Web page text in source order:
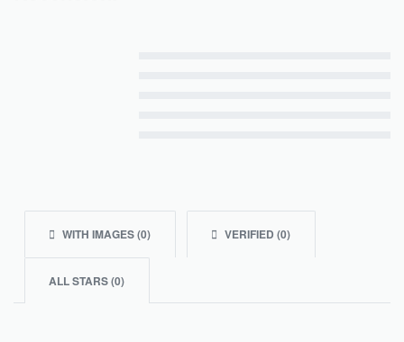
WITH IMAGES (0) VERIFIED (0)
ALL STARS (0)